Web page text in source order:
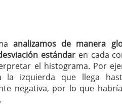
analizamos de manera
estándar en cada
el histograma. Por
la izquierda que llega
negativa, por lo que